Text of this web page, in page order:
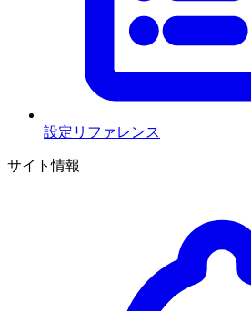
設定リファレンス
サイト情報